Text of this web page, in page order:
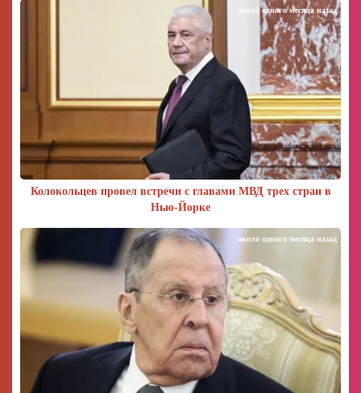
Колокольцев провел встречи с главами МВД трех стран в
Нью-Йорке
около одного месяца назад
около одного месяца назад